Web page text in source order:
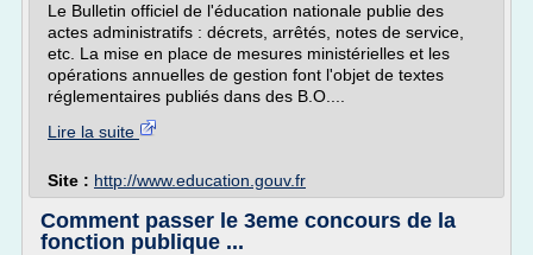
Le Bulletin officiel de l'éducation nationale publie des
actes administratifs : décrets, arrêtés, notes de service,
etc. La mise en place de mesures ministérielles et les
opérations annuelles de gestion font l'objet de textes
réglementaires publiés dans des B.O....
Lire la suite
Site : http://www.education.gouv.fr
Comment passer le 3eme concours de la
fonction publique ...